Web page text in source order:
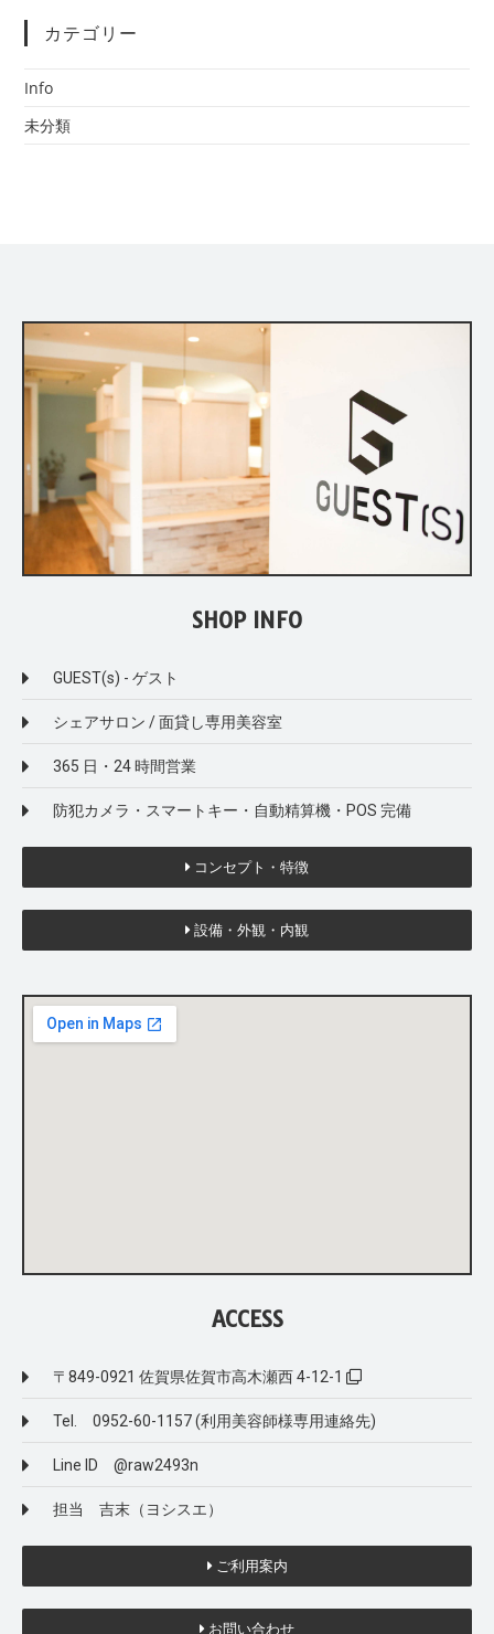
カテゴリー
Info
未分類
SHOP INFO
GUEST(s) - ゲスト
シェアサロン / 面貸し専用美容室
365 日・24 時間営業
防犯カメラ・スマートキー・自動精算機・POS 完備
コンセプト・特徴
設備・外観・内観
ACCESS
〒849-0921 佐賀県佐賀市高木瀬西 4-12-1
Tel. 0952-60-1157 (利用美容師様専用連絡先)
Line ID @raw2493n
担当 吉末（ヨシスエ）
ご利用案内
お問い合わせ